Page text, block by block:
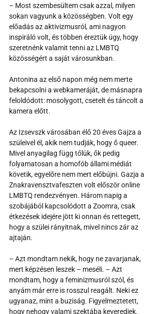
– Most szembesültem csak azzal, milyen
sokan vagyunk a közösségben. Volt egy
előadás az aktivizmusról, ami nagyon
inspiráló volt, és többen éreztük úgy, hogy
szeretnénk valamit tenni az LMBTQ
közösségért a saját városunkban.
Antonina az első napon még nem merte
bekapcsolni a webkameráját, de másnapra
feloldódott: mosolygott, csetelt és táncolt a
kamera előtt.
Az Izsevszk városában élő 20 éves Gajza a
szüleivel él, akik nem tudják, hogy ő queer.
Mivel anyagilag függ tőlük, ők pedig
folyamatosan a homofób állami médiát
követik, egyelőre nem mert előbújni. Gazja a
Znakravensztvafeszten volt először online
LMBTQ rendezvényen. Három napig a
szobájából kapcsolódott a Zoomra, csak
étkezések idejére jött ki onnan és rettegett,
hogy a szülei rányitnak, mivel nincs zár az
ajtaján.
– Azt mondtam nekik, hogy ne zavarjanak,
mert képzésen leszek – meséli. – Azt
mondtam, hogy a feminizmusról szól, és
anyám már erre is rosszul reagált. Neki ez
ugyanaz, mint a buziság. Figyelmeztetett,
hogy nehogy valami szektába keveredjek.